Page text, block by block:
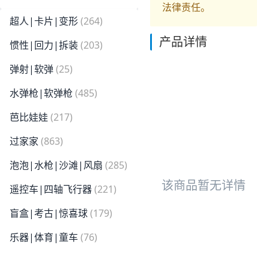
超人|卡片|变形(264)
惯性|回力|拆装(203)
弹射|软弹(25)
水弹枪|软弹枪 (485)
芭比娃娃 (217)
过家家 (863)
泡泡|水枪|沙滩|风扇 (285)
遥控车|四轴飞行器(221)
盲盒|考古|惊喜球(179)
乐器|体育|童车 (76)
法律责任。
产品详情
该商品暂无详情